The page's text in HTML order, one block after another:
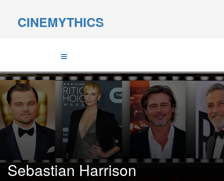
CINEMYTHICS
Sebastian Harrison